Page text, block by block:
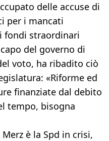
delle accuse di
per i mancati
fondi straordinari
del governo di
voto, ha ribadito ciò
«Riforme ed
finanziate dal debito
tempo, bisogna
è la Spd in crisi,